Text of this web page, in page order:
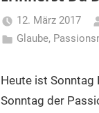
12. März 2017
Glaube,
Heute ist Sonntag
Sonntag der